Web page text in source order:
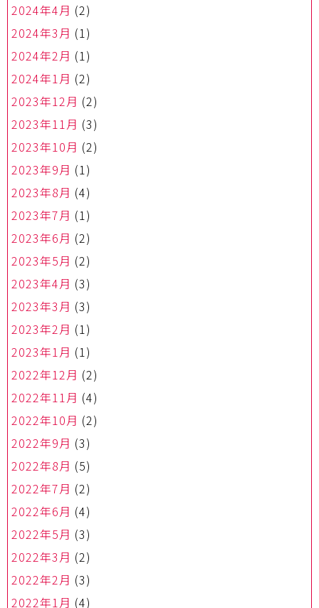
2024年4月 (2)
2024年3月 (1)
2024年2月 (1)
2024年1月 (2)
2023年12月 (2)
2023年11月 (3)
2023年10月 (2)
2023年9月 (1)
2023年8月 (4)
2023年7月 (1)
2023年6月 (2)
2023年5月 (2)
2023年4月 (3)
2023年3月 (3)
2023年2月 (1)
2023年1月 (1)
2022年12月 (2)
2022年11月 (4)
2022年10月 (2)
2022年9月 (3)
2022年8月 (5)
2022年7月 (2)
2022年6月 (4)
2022年5月 (3)
2022年3月 (2)
2022年2月 (3)
2022年1月 (4)